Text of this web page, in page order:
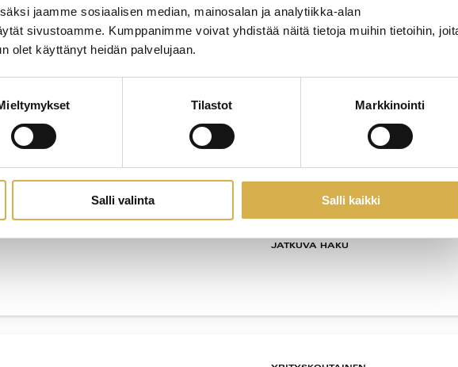
jaamme sosiaalisen median, mainosalan ja analytiikka-alan
sivustoamme. Kumppanimme voivat yhdistää näitä tietoja muihin tietoihin,
olet käyttänyt heidän palvelujaan.
Tilastot Markkinointi
Salli valinta Salli kaikki
JATKUVA HAKU